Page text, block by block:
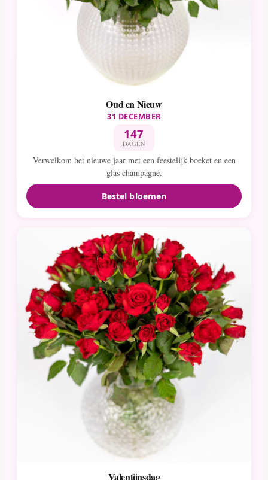
Oud en Nieuw
31 DECEMBER
147
DAGEN
Verwelkom het nieuwe jaar met een feestelijk boeket en een
glas champagne.
Bestel bloemen
Valentijnsdag